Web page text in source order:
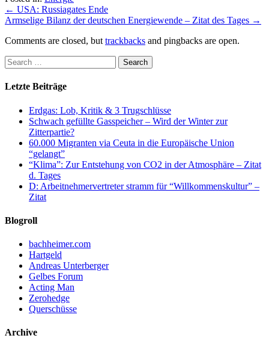
← USA: Russiagates Ende
Armselige Bilanz der deutschen Energiewende – Zitat des Tages →
Comments are closed, but trackbacks and pingbacks are open.
Letzte Beiträge
Erdgas: Lob, Kritik & 3 Trugschlüsse
Schwach gefüllte Gasspeicher – Wird der Winter zur
Zitterpartie?
60.000 Migranten via Ceuta in die Europäische Union
“gelangt”
“Klima”: Zur Entstehung von CO2 in der Atmosphäre – Zitat
d. Tages
D: Arbeitnehmervertreter stramm für “Willkommenskultur” –
Zitat
Blogroll
bachheimer.com
Hartgeld
Andreas Unterberger
Gelbes Forum
Acting Man
Zerohedge
Querschüsse
Archive